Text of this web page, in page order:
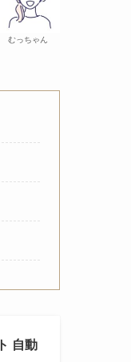
むっちゃん
自動